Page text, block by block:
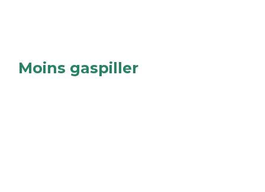
Moins gaspiller